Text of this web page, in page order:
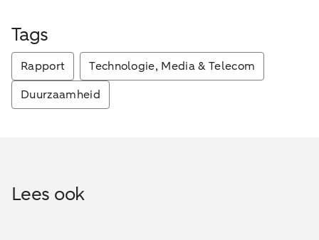
Tags
Rapport
Technologie, Media & Telecom
Duurzaamheid
Lees ook